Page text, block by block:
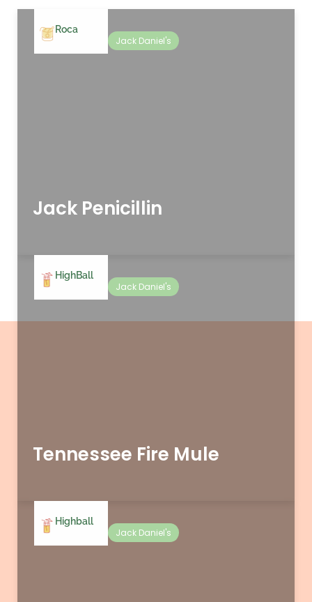
Roca
Jack Daniel's
Jack Penicillin
HighBall
Jack Daniel's
Tennessee Fire Mule
Highball
Jack Daniel's